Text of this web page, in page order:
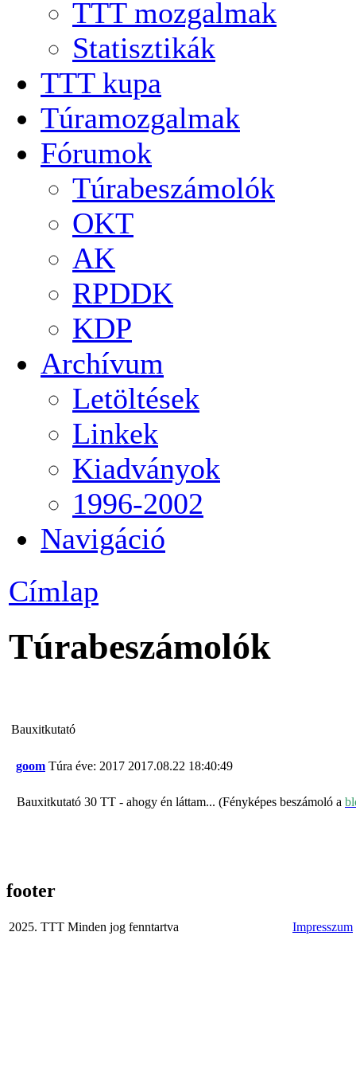
TTT mozgalmak
Statisztikák
TTT kupa
Túramozgalmak
Fórumok
Túrabeszámolók
OKT
AK
RPDDK
KDP
Archívum
Letöltések
Linkek
Kiadványok
1996-2002
Navigáció
Címlap
Túrabeszámolók
Bauxitkutató
goom Túra éve: 2017 2017.08.22 18:40:49
Bauxitkutató 30 TT - ahogy én láttam... (Fényképes beszámoló a
footer
2025. TTT Minden jog fenntartva Impresszum